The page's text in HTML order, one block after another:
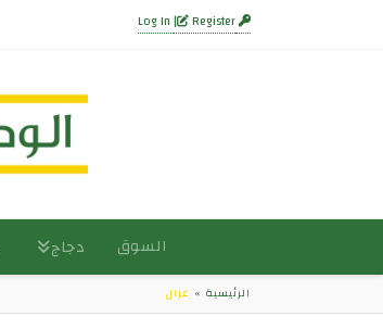
Register
السوق دجاج
الرئيسية » غزال